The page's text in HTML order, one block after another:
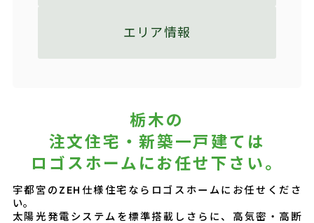
エリア情報
栃木の
注文住宅・新築一戸建ては
ロゴスホームにお任せ下さい。
宇都宮のZEH仕様住宅ならロゴスホームにお任せくださ
い。
太陽光発電システムを標準搭載しさらに、高気密・高断